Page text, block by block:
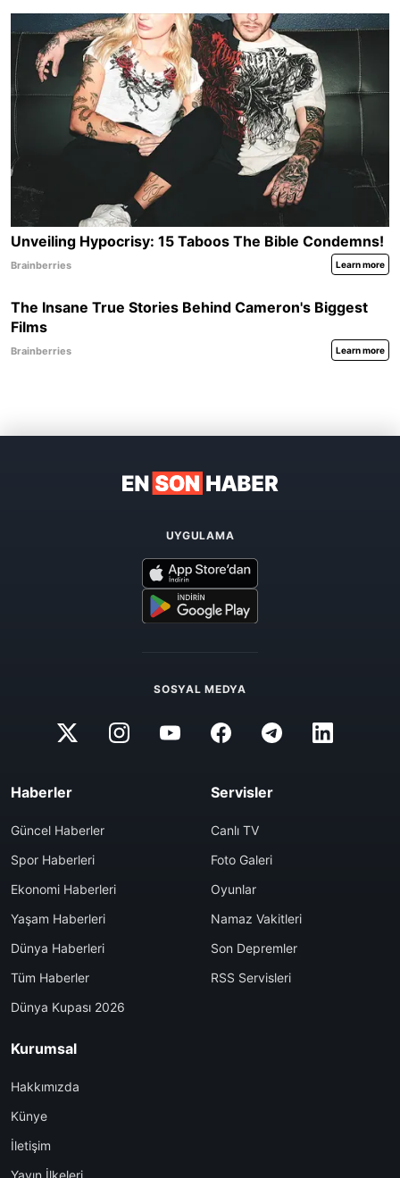
UYGULAMA
SOSYAL MEDYA
Haberler
Güncel Haberler
Spor Haberleri
Ekonomi Haberleri
Yaşam Haberleri
Dünya Haberleri
Tüm Haberler
Dünya Kupası 2026
Servisler
Canlı TV
Foto Galeri
Oyunlar
Namaz Vakitleri
Son Depremler
RSS Servisleri
Kurumsal
Hakkımızda
Künye
İletişim
Yayın İlkeleri